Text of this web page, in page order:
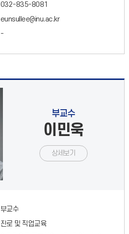
032-835-8081
eunsullee@inu.ac.kr
-
부교수
이민욱
상세보기
부교수
진로 및 직업교육